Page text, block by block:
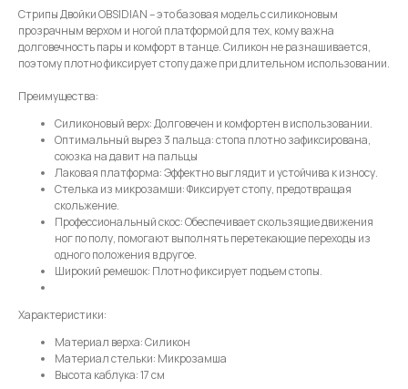
...и узнавай об акциях первой!
Email
Имя
Телефон
Нажимая на кнопку, вы даете согласие на обработку своих
Стрипы Двойки OBSIDIAN – это базовая модель с силиконовым
прозрачным верхом и ногой платформой для тех, кому важна
долговечность пары и комфорт в танце. Силикон не разнашивается,
поэтому плотно фиксирует стопу даже при длительном использовании.
Преимущества:
Силиконовый верх: Долговечен и комфортен в использовании.
Оптимальный вырез 3 пальца: стопа плотно зафиксирована,
союзка на давит на пальцы
Лаковая платформа: Эффектно выглядит и устойчива к износу.
Стелька из микрозамши: Фиксирует стопу, предотвращая
скольжение.
Профессиональный скос: Обеспечивает скользящие движения
ног по полу, помогают выполнять перетекающие переходы из
одного положения в другое.
Широкий ремешок: Плотно фиксирует подъем стопы.
Характеристики:
Материал верха: Силикон
Материал стельки: Микрозамша
Высота каблука: 17 см